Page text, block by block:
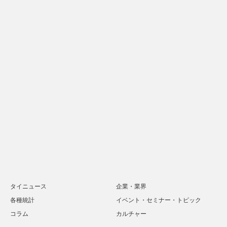
タイニュース
企業・業界
各種統計
イベント・セミナー・トピック
コラム
カルチャー